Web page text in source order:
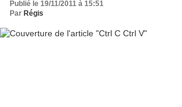
Publié le 19/11/2011 à 15:51
Par Régis